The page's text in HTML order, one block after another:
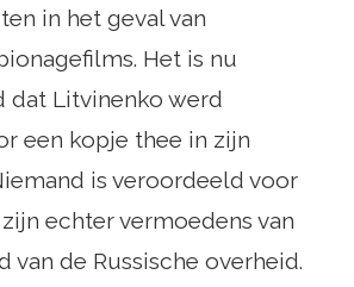
in het geval van
Het is nu
dat Litvinenko werd
een kopje thee in zijn
is veroordeeld voor
echter vermoedens van
van de Russische overheid.